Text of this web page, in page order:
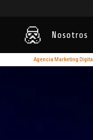
Nosotros
Agencia Marketing Digital